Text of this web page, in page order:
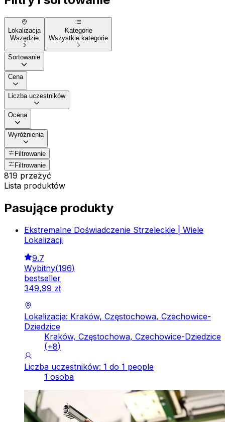
Lokalizacja
Wszędzie
Kategorie
Wszystkie kategorie
Sortowanie
Cena
Liczba uczestników
Ocena
Wyróżnienia
Filtrowanie
Filtrowanie
819 przeżyć
Lista produktów
Pasujące produkty
Ekstremalne Doświadczenie Strzeleckie | Wiele
Lokalizacji
9.7
Wybitny(196)
bestseller
349,99 zł
Lokalizacja: Kraków, Częstochowa, Czechowice-
Dziedzice
Kraków, Częstochowa, Czechowice-Dziedzice
(+8)
Liczba uczestników: 1 do 1 people
1 osoba